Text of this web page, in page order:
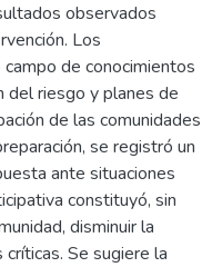
observados
Los
de conocimientos
del riesgo y planes de
de las comunidades
se registró un
ante situaciones
constituyó, sin
disminuir la
Se sugiere la